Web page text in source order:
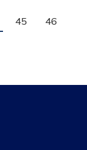
45
46